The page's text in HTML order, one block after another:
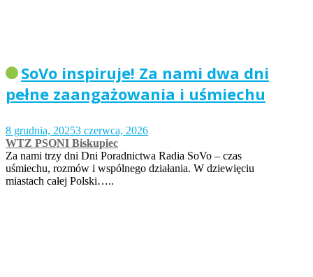
SoVo inspiruje! Za nami dwa dni
pełne zaangażowania i uśmiechu
8 grudnia, 20253 czerwca, 2026
WTZ PSONI Biskupiec
Za nami trzy dni Dni Poradnictwa Radia SoVo – czas
uśmiechu, rozmów i wspólnego działania. W dziewięciu
miastach całej Polski…..